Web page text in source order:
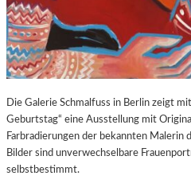
Die Galerie Schmalfuss in Berlin zeigt
Geburtstag“ eine Ausstellung mit
Farbradierungen der bekannten Malerin
Bilder sind unverwechselbare
selbstbestimmt.